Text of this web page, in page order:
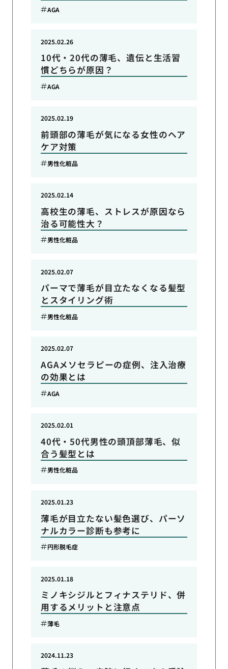
AGA
10代・20代の薄毛、遺伝と生活習
慣どちらが原因？
2025.02.26
AGA
前頭部の薄毛が気になる女性のヘア
ケア対策
2025.02.19
男性化粧品
高校生の薄毛、ストレスが原因なら
治る可能性大？
2025.02.14
男性化粧品
パーマで薄毛が目立たなくなる髪型
とスタイリング術
2025.02.07
男性化粧品
AGAメソセラピーの症例、注入治療
の効果とは
2025.02.07
AGA
40代・50代男性の頭頂部薄毛、似
合う髪型とは
2025.02.01
男性化粧品
薄毛が目立たない髪色選び、パーソ
ナルカラー診断も参考に
2025.01.23
円形脱毛症
ミノキシジルとフィナステリド、併
用するメリットと注意点
2025.01.18
薄毛
2024.11.23